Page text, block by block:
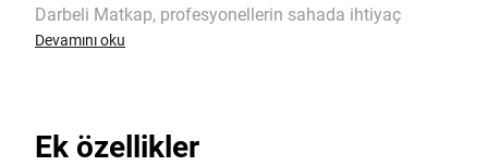
Darbeli Matkap, profesyonellerin sahada ihtiyaç
duyduğu dayanıklılığı ve performansı sunar.
Devamını oku
Ek özellikler